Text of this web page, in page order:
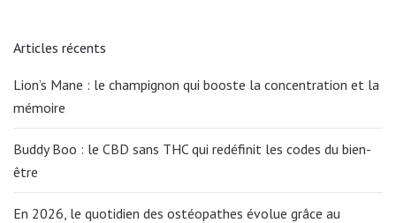
Articles récents
Lion’s Mane : le champignon qui booste la concentration et la
mémoire
Buddy Boo : le CBD sans THC qui redéfinit les codes du bien-
être
En 2026, le quotidien des ostéopathes évolue grâce au